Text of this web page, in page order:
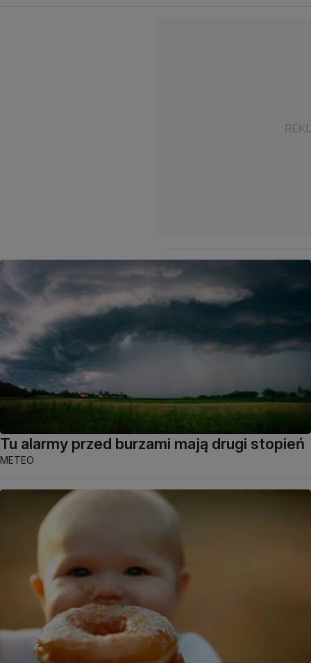
Tu alarmy przed burzami mają drugi stopień
METEO